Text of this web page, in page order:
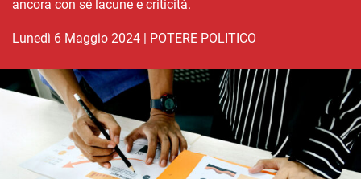
ancora con sé lacune e criticità.
lunedì 6 Maggio 2024 | POTERE POLITICO